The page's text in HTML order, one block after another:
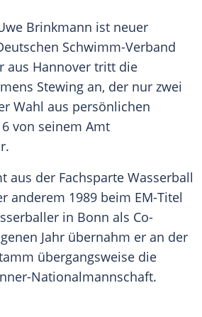
Brinkmann ist neuer
Schwimm-Verband
aus Hannover tritt die
Stewing an, der nur zwei
Wahl aus persönlichen
von seinem Amt
aus der Fachsparte Wasserball
anderem 1989 beim EM-Titel
in Bonn als Co-
Jahr übernahm er an der
übergangsweise die
Nationalmannschaft.